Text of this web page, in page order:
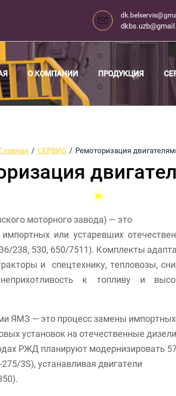
О КОМПАНИИ ПРОДУКЦИЯ
Главная / СЕРВИС / Ремоторизация
моторного завода) — это
или устаревших
238, 530, 650/7511). Комплекты
и спецтехнику, тепловозы,
к топливу и
ЯМЗ — это процесс замены импортных
установок на отечественные дизели
РЖД планируют модернизировать
3S), устанавливая двигатели